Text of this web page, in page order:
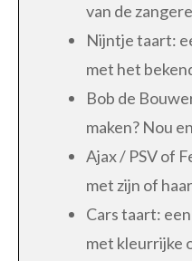
van de
Nijntje taart:
met het
Bob de
maken? Nou
Ajax / PSV of
met zijn of
Cars taart:
met kleurrijke